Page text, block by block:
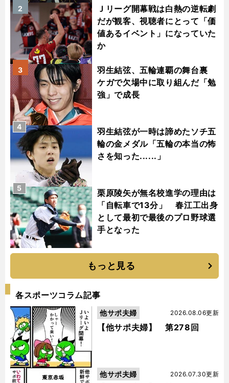
Ｊリーグ開幕戦は白熱の逆転劇
だが観客、視聴者にとって「価
値あるイベント」になっていた
か
2
羽生結弦、五輪連覇の舞台裏
ケガで欠場中に取り組んだ「勉
強」で成長
3
羽生結弦が一時は諦めたソチ五
輪の金メダル「五輪の本当の怖
さを知った......」
4
栗原陵矢が無名校進学の理由は
「自転車で13分」 春江工出身
として最初で最後のプロ野球選
手となった
5
もっと見る
各スポーツコラム記事
【他サポ夫婦】 第278回
2026.08.06更新
他サポ夫婦
2026.07.30更新
他サポ夫婦